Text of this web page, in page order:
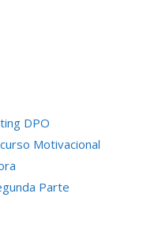
DPO
Motivacional
Parte